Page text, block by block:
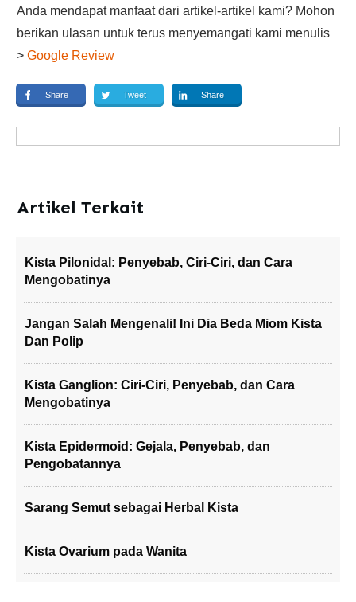
Anda mendapat manfaat dari artikel-artikel kami? Mohon
berikan ulasan untuk terus menyemangati kami menulis
> Google Review
Share Tweet Share
Artikel Terkait
Kista Pilonidal: Penyebab, Ciri-Ciri, dan Cara
Mengobatinya
Jangan Salah Mengenali! Ini Dia Beda Miom Kista
Dan Polip
Kista Ganglion: Ciri-Ciri, Penyebab, dan Cara
Mengobatinya
Kista Epidermoid: Gejala, Penyebab, dan
Pengobatannya
Sarang Semut sebagai Herbal Kista
Kista Ovarium pada Wanita